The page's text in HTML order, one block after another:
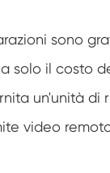
conservazione
Camera di
sono
solo il costo
un'unità di
video